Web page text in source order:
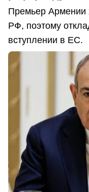
Премьер Армении
РФ, поэтому
вступлении в ЕС.